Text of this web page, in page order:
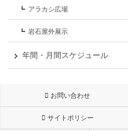
アラカシ広場
岩石屋外展示
年間・月間スケジュール
お問い合わせ
サイトポリシー